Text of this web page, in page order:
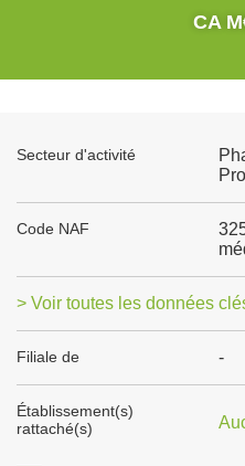
CA
Secteur d'activité
Code NAF
> Voir toutes les données
Filiale de -
Établissement(s)
rattaché(s)